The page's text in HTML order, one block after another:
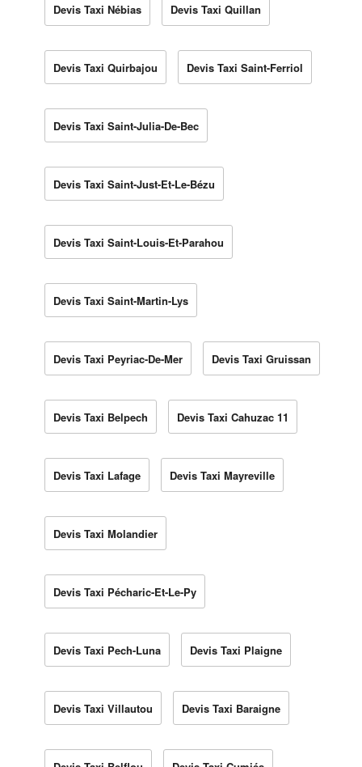
Devis Taxi Nébias Devis Taxi Quillan
Devis Taxi Quirbajou Devis Taxi Saint-Ferriol
Devis Taxi Saint-Julia-De-Bec
Devis Taxi Saint-Just-Et-Le-Bézu
Devis Taxi Saint-Louis-Et-Parahou
Devis Taxi Saint-Martin-Lys
Devis Taxi Peyriac-De-Mer Devis Taxi Gruissan
Devis Taxi Belpech Devis Taxi Cahuzac 11
Devis Taxi Lafage Devis Taxi Mayreville
Devis Taxi Molandier
Devis Taxi Pécharic-Et-Le-Py
Devis Taxi Pech-Luna Devis Taxi Plaigne
Devis Taxi Villautou Devis Taxi Baraigne